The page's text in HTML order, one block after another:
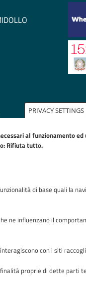
PRIVACY SETTINGS
al funzionamento
Rifiuta tutto.
di base quali la
ne influenzano il
con i siti
proprie di dette parti
Riconoscimenti
Bergamo - Tutti i